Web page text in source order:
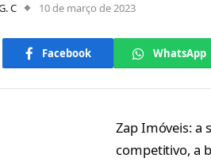
C 10 de março de 2023
Facebook WhatsApp
Zap Imóveis: a
competitivo, a